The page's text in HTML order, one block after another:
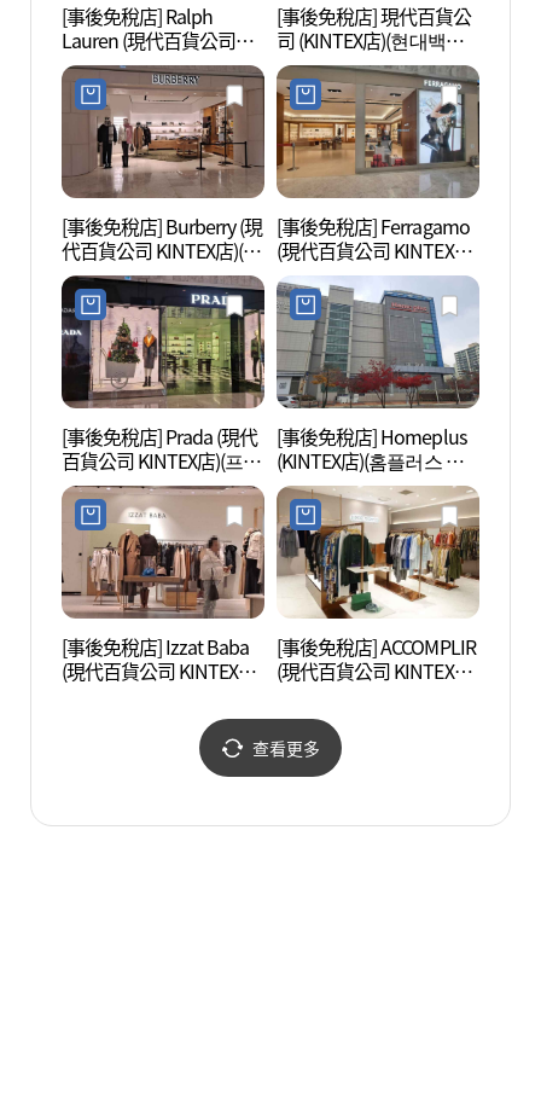
[事後免稅店] Ralph
Lauren (現代百貨公司
KINTEX店)(랄프로렌 현대
백화점 킨텍스점)
[事後免稅店] 現代百貨公
司 (KINTEX店)(현대백화
점 킨텍스점)
[事後免稅店] Burberry (現
代百貨公司 KINTEX店)(버
버리 현대백화점 킨텍스
점)
[事後免稅店] Ferragamo
(現代百貨公司 KINTEX店)
(페라가모 현대백화점 킨
텍스점)
[事後免稅店] Prada (現代
百貨公司 KINTEX店)(프라
다 현대백화점 킨텍스점)
[事後免稅店] Homeplus
(KINTEX店)(홈플러스 킨
텍스점)
[事後免稅店] Izzat Baba
(現代百貨公司 KINTEX店)
[事後免稅店] ACCOMPLIR
(現代百貨公司 KINTEX店)
킨텍스점)
查看更多